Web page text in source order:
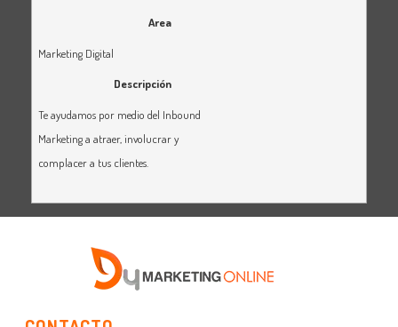
Area
Marketing Digital
Descripción
Te ayudamos por medio del Inbound
Marketing a atraer, involucrar y
complacer a tus clientes.